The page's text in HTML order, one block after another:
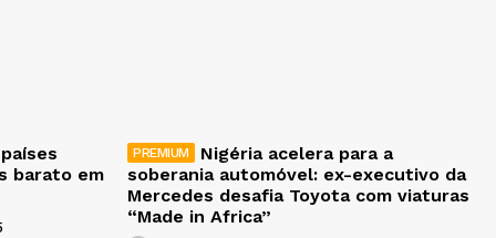
barato em
Nigéria acelera para a
soberania automóvel: ex-executivo da
Mercedes desafia Toyota com viaturas
“Made in Africa”